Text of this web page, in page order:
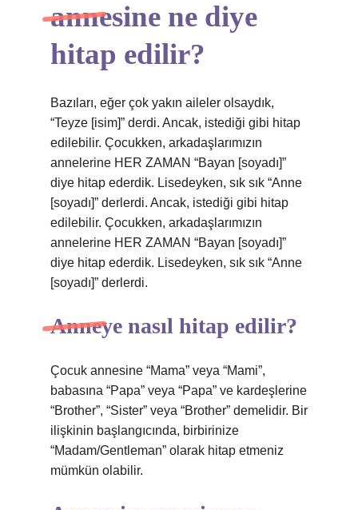
annesine ne diye
hitap edilir?
Bazıları, eğer çok yakın aileler olsaydık,
“Teyze [isim]” derdi. Ancak, istediği gibi hitap
edilebilir. Çocukken, arkadaşlarımızın
annelerine HER ZAMAN “Bayan [soyadı]”
diye hitap ederdik. Lisedeyken, sık sık “Anne
[soyadı]” derlerdi. Ancak, istediği gibi hitap
edilebilir. Çocukken, arkadaşlarımızın
annelerine HER ZAMAN “Bayan [soyadı]”
diye hitap ederdik. Lisedeyken, sık sık “Anne
[soyadı]” derlerdi.
Anneye nasıl hitap edilir?
Çocuk annesine “Mama” veya “Mami”,
babasına “Papa” veya “Papa” ve kardeşlerine
“Brother”, “Sister” veya “Brother” demelidir. Bir
ilişkinin başlangıcında, birbirinize
“Madam/Gentleman” olarak hitap etmeniz
mümkün olabilir.